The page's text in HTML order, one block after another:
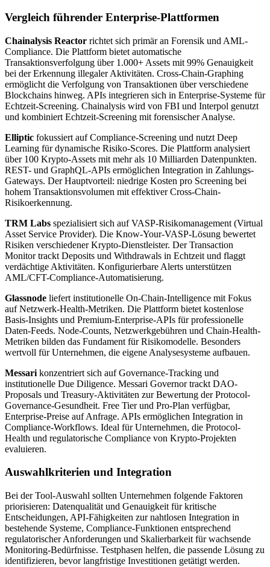
Vergleich führender Enterprise-Plattformen
Chainalysis Reactor richtet sich primär an Forensik und AML-
Compliance. Die Plattform bietet automatische
Transaktionsverfolgung über 1.000+ Assets mit 99% Genauigkeit
bei der Erkennung illegaler Aktivitäten. Cross-Chain-Graphing
ermöglicht die Verfolgung von Transaktionen über verschiedene
Blockchains hinweg. APIs integrieren sich in Enterprise-Systeme für
Echtzeit-Screening. Chainalysis wird von FBI und Interpol genutzt
und kombiniert Echtzeit-Screening mit forensischer Analyse.
Elliptic fokussiert auf Compliance-Screening und nutzt Deep
Learning für dynamische Risiko-Scores. Die Plattform analysiert
über 100 Krypto-Assets mit mehr als 10 Milliarden Datenpunkten.
REST- und GraphQL-APIs ermöglichen Integration in Zahlungs-
Gateways. Der Hauptvorteil: niedrige Kosten pro Screening bei
hohem Transaktionsvolumen mit effektiver Cross-Chain-
Risikoerkennung.
TRM Labs spezialisiert sich auf VASP-Risikomanagement (Virtual
Asset Service Provider). Die Know-Your-VASP-Lösung bewertet
Risiken verschiedener Krypto-Dienstleister. Der Transaction
Monitor trackt Deposits und Withdrawals in Echtzeit und flaggt
verdächtige Aktivitäten. Konfigurierbare Alerts unterstützen
AML/CFT-Compliance-Automatisierung.
Glassnode liefert institutionelle On-Chain-Intelligence mit Fokus
auf Netzwerk-Health-Metriken. Die Plattform bietet kostenlose
Basis-Insights und Premium-Enterprise-APIs für professionelle
Daten-Feeds. Node-Counts, Netzwerkgebühren und Chain-Health-
Metriken bilden das Fundament für Risikomodelle. Besonders
wertvoll für Unternehmen, die eigene Analysesysteme aufbauen.
Messari konzentriert sich auf Governance-Tracking und
institutionelle Due Diligence. Messari Governor trackt DAO-
Proposals und Treasury-Aktivitäten zur Bewertung der Protocol-
Governance-Gesundheit. Free Tier und Pro-Plan verfügbar,
Enterprise-Preise auf Anfrage. APIs ermöglichen Integration in
Compliance-Workflows. Ideal für Unternehmen, die Protocol-
Health und regulatorische Compliance von Krypto-Projekten
evaluieren.
Auswahlkriterien und Integration
Bei der Tool-Auswahl sollten Unternehmen folgende Faktoren
priorisieren: Datenqualität und Genauigkeit für kritische
Entscheidungen, API-Fähigkeiten zur nahtlosen Integration in
bestehende Systeme, Compliance-Funktionen entsprechend
regulatorischer Anforderungen und Skalierbarkeit für wachsende
Monitoring-Bedürfnisse. Testphasen helfen, die passende Lösung zu
identifizieren, bevor langfristige Investitionen getätigt werden.